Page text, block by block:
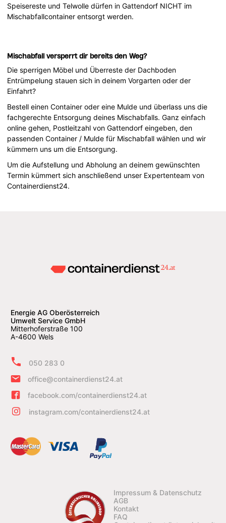
Speisereste und Telwolle dürfen in Gattendorf NICHT im
Mischabfallcontainer entsorgt werden.
Mischabfall versperrt dir bereits den Weg?
Die sperrigen Möbel und Überreste der Dachboden
Entrümpelung stauen sich in deinem Vorgarten oder der
Einfahrt?
Bestell einen Container oder eine Mulde und überlass uns die
fachgerechte Entsorgung deines Mischabfalls. Ganz einfach
online gehen, Postleitzahl von Gattendorf eingeben, den
passenden Container / Mulde für Mischabfall wählen und wir
kümmern uns um die Entsorgung.
Um die Aufstellung und Abholung an deinem gewünschten
Termin kümmert sich anschließend unser Expertenteam von
Containerdienst24.
Energie AG Oberösterreich
Umwelt Service GmbH
Mitterhoferstraße 100
A-4600 Wels
050 283 0
office@containerdienst24.at
facebook.com/containerdienst24.at
instagram.com/containerdienst24.at
Impressum & Datenschutz
AGB
Kontakt
FAQ